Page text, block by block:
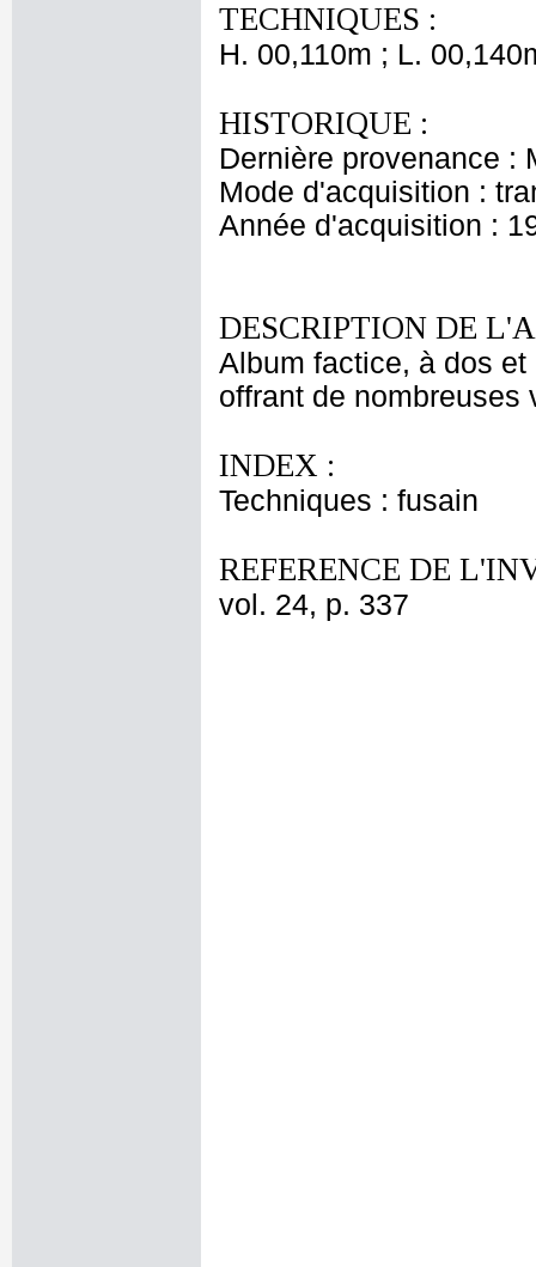
TECHNIQUES :
H. 00,110m ; L.
HISTORIQUE :
Dernière provenance :
Mode d'acquisition :
Année d'acquisition :
DESCRIPTION DE
Album factice, à dos
offrant de nombreuses
INDEX :
Techniques : fusain
REFERENCE DE
vol. 24, p. 337